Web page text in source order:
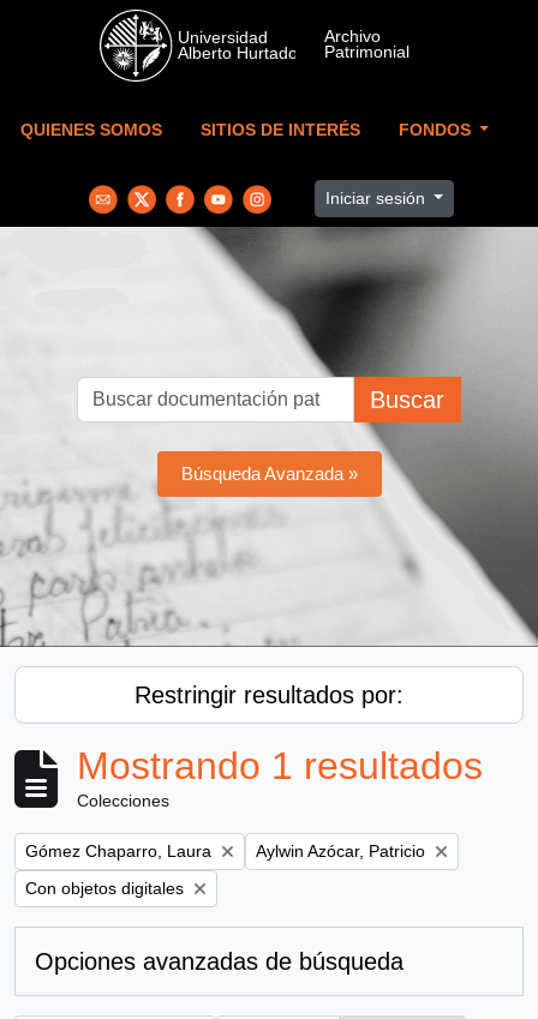
Skip to main content
QUIENES SOMOS SITIOS DE INTERÉS FONDOS
Iniciar sesión
Buscar
Búsqueda Avanzada »
Restringir resultados por:
Mostrando 1 resultados
Colecciones
Remove filter:
Gómez Chaparro, Laura Remove filter:
Aylwin Azócar, Patricio
Remove filter:
Con objetos digitales
Opciones avanzadas de búsqueda